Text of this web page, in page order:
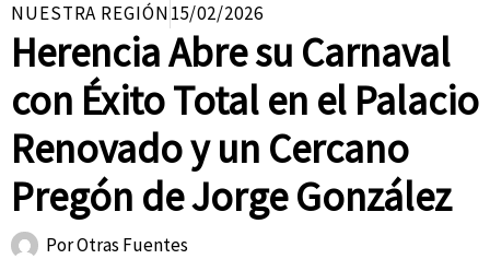
NUESTRA REGIÓN15/02/2026
Herencia Abre su Carnaval
con Éxito Total en el Palacio
Renovado y un Cercano
Pregón de Jorge González
PorOtras Fuentes